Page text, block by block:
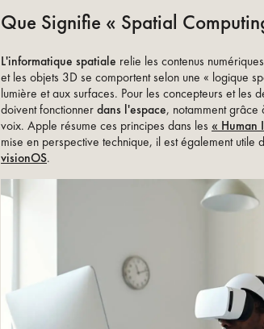
Que Signifie « Spatial
L'informatique spatiale relie les contenus
et les objets 3D se comportent selon une « logique
lumière et aux surfaces. Pour les concepteurs et les
doivent fonctionner dans l'espace, notamment
voix. Apple résume ces principes dans les « Human
mise en perspective technique, il est également utile
visionOS.